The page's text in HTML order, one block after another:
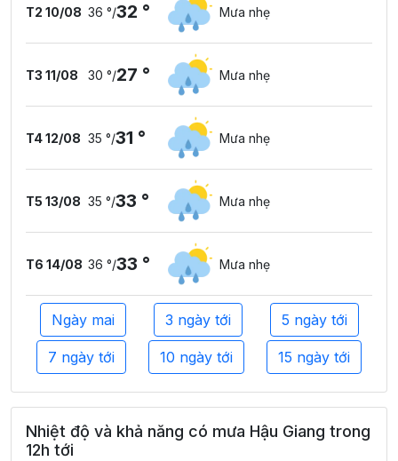
T2 10/08 36 °/32 ° Mưa nhẹ
T3 11/08 30 °/27 ° Mưa nhẹ
T4 12/08 35 °/31 ° Mưa nhẹ
T5 13/08 35 °/33 ° Mưa nhẹ
T6 14/08 36 °/33 ° Mưa nhẹ
Ngày mai 3 ngày tới 5 ngày tới
7 ngày tới 10 ngày tới 15 ngày tới
Nhiệt độ và khả năng có mưa Hậu Giang trong
12h tới